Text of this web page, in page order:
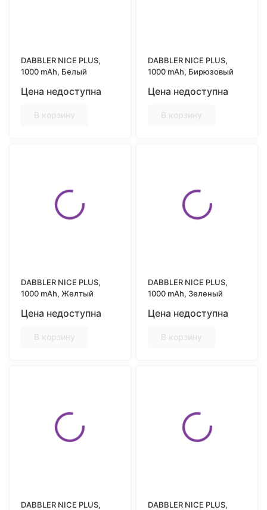
DABBLER NICE PLUS,
1000 mAh, Белый
Цена недоступна
В корзину
DABBLER NICE PLUS,
1000 mAh, Бирюзовый
Цена недоступна
В корзину
DABBLER NICE PLUS,
1000 mAh, Желтый
Цена недоступна
В корзину
DABBLER NICE PLUS,
1000 mAh, Зеленый
Цена недоступна
В корзину
DABBLER NICE PLUS,
DABBLER NICE PLUS,